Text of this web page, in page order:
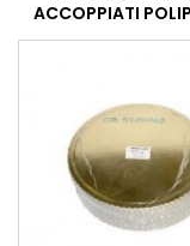
ACCOPPIATI